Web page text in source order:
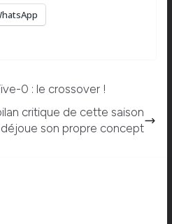
0 : le crossover !
critique de cette saison
déjoue son propre concept